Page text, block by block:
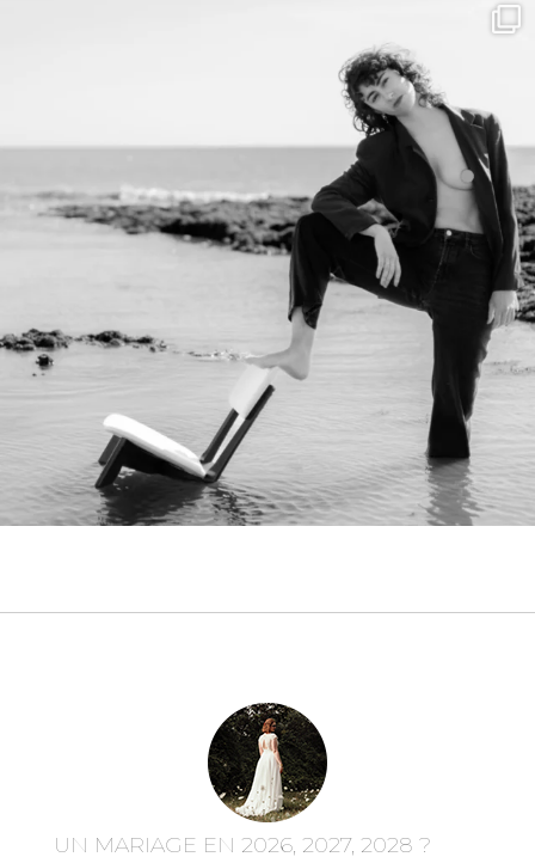
UN MARIAGE EN 2026, 2027, 2028 ?